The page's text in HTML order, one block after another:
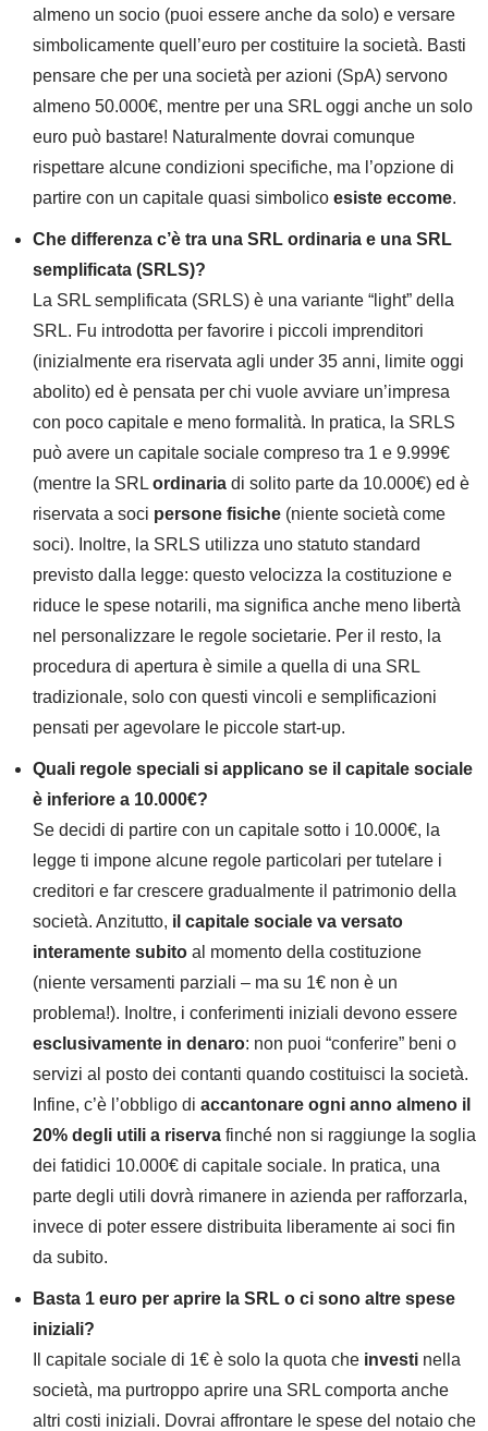
almeno un socio (puoi essere anche da solo) e versare
simbolicamente quell’euro per costituire la società. Basti
pensare che per una società per azioni (SpA) servono
almeno 50.000€, mentre per una SRL oggi anche un solo
euro può bastare! Naturalmente dovrai comunque
rispettare alcune condizioni specifiche, ma l’opzione di
partire con un capitale quasi simbolico esiste eccome.
Che differenza c’è tra una SRL ordinaria e una SRL
semplificata (SRLS)?
La SRL semplificata (SRLS) è una variante “light” della
SRL. Fu introdotta per favorire i piccoli imprenditori
(inizialmente era riservata agli under 35 anni, limite oggi
abolito) ed è pensata per chi vuole avviare un’impresa
con poco capitale e meno formalità. In pratica, la SRLS
può avere un capitale sociale compreso tra 1 e 9.999€
(mentre la SRL ordinaria di solito parte da 10.000€) ed è
riservata a soci persone fisiche (niente società come
soci). Inoltre, la SRLS utilizza uno statuto standard
previsto dalla legge: questo velocizza la costituzione e
riduce le spese notarili, ma significa anche meno libertà
nel personalizzare le regole societarie. Per il resto, la
procedura di apertura è simile a quella di una SRL
tradizionale, solo con questi vincoli e semplificazioni
pensati per agevolare le piccole start-up.
Quali regole speciali si applicano se il capitale sociale
è inferiore a 10.000€?
Se decidi di partire con un capitale sotto i 10.000€, la
legge ti impone alcune regole particolari per tutelare i
creditori e far crescere gradualmente il patrimonio della
società. Anzitutto, il capitale sociale va versato
interamente subito al momento della costituzione
(niente versamenti parziali – ma su 1€ non è un
problema!). Inoltre, i conferimenti iniziali devono essere
esclusivamente in denaro: non puoi “conferire” beni o
servizi al posto dei contanti quando costituisci la società.
Infine, c’è l’obbligo di accantonare ogni anno almeno il
20% degli utili a riserva finché non si raggiunge la soglia
dei fatidici 10.000€ di capitale sociale. In pratica, una
parte degli utili dovrà rimanere in azienda per rafforzarla,
invece di poter essere distribuita liberamente ai soci fin
da subito.
Basta 1 euro per aprire la SRL o ci sono altre spese
iniziali?
Il capitale sociale di 1€ è solo la quota che investi nella
società, ma purtroppo aprire una SRL comporta anche
altri costi iniziali. Dovrai affrontare le spese del notaio che